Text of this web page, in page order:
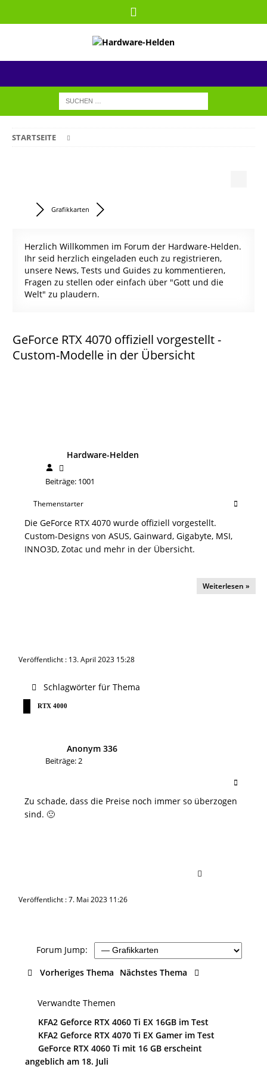
STARTSEITE
Grafikkarten
Herzlich Willkommen im Forum der Hardware-Helden.
Ihr seid herzlich eingeladen euch zu registrieren,
unsere News, Tests und Guides zu kommentieren,
Fragen zu stellen oder einfach über "Gott und die
Welt" zu plaudern.
GeForce RTX 4070 offiziell vorgestellt -
Custom-Modelle in der Übersicht
Hardware-Helden
Beiträge: 1001
Themenstarter
Die GeForce RTX 4070 wurde offiziell vorgestellt.
Custom-Designs von ASUS, Gainward, Gigabyte, MSI,
INNO3D, Zotac und mehr in der Übersicht.
Weiterlesen »
Veröffentlicht : 13. April 2023 15:28
Schlagwörter für Thema
RTX 4000
Anonym 336
Beiträge: 2
Zu schade, dass die Preise noch immer so überzogen
sind. 🙁
Veröffentlicht : 7. Mai 2023 11:26
Forum Jump:
Vorheriges Thema
Nächstes Thema
Verwandte Themen
KFA2 Geforce RTX 4060 Ti EX 16GB im Test
KFA2 Geforce RTX 4070 Ti EX Gamer im Test
GeForce RTX 4060 Ti mit 16 GB erscheint
angeblich am 18. Juli